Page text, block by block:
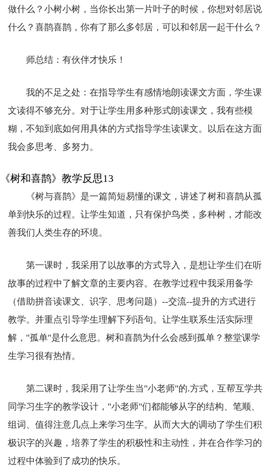
做什么？小树小树，当你长出第一片叶子的时候，你想对邻居说
什么？喜鹊喜鹊，你有了那么多邻居，可以和邻居一起干什么？
师总结：有伙伴才快乐！
我的不足之处：在指导学生有感情地朗读课文方面，学生课
文读得不够充分。对于让学生用多种形式朗读课文，我有些模
糊，不知到底如何用具体的方式指导学生读课文。以后在这方面
我会多思考、多努力。
《树和喜鹊》教学反思13
《树与喜鹊》是一篇简短易懂的课文，讲述了树和喜鹊从孤
单到快乐的过程。让学生知道，只有保护鸟类，多种树，才能改
善我们人类生存的环境。
第一课时，我采用了以故事的方式导入，是想让学生们在听
故事的过程中了解文章的主要内容。在教学过程中我采用备学
（借助拼音读课文、识字、思考问题）--交流--提升的方式进行
教学。并重点引导学生理解下列语句。让学生联系生活实际理
解，"孤单"是什么意思。树和喜鹊为什么会感到孤单？整堂课学
生学习很有热情。
第二课时，我采用了让学生当"小老师"的.方式，互帮互学共
同学习生字的教学设计，"小老师"们都能够从字的结构、笔顺、
组词、值得注意几点上来学习生字。从而大大的调动了学生们积
极识字的兴趣，培养了学生的积极性和主动性，并在合作学习的
过程中体验到了成功的快乐。